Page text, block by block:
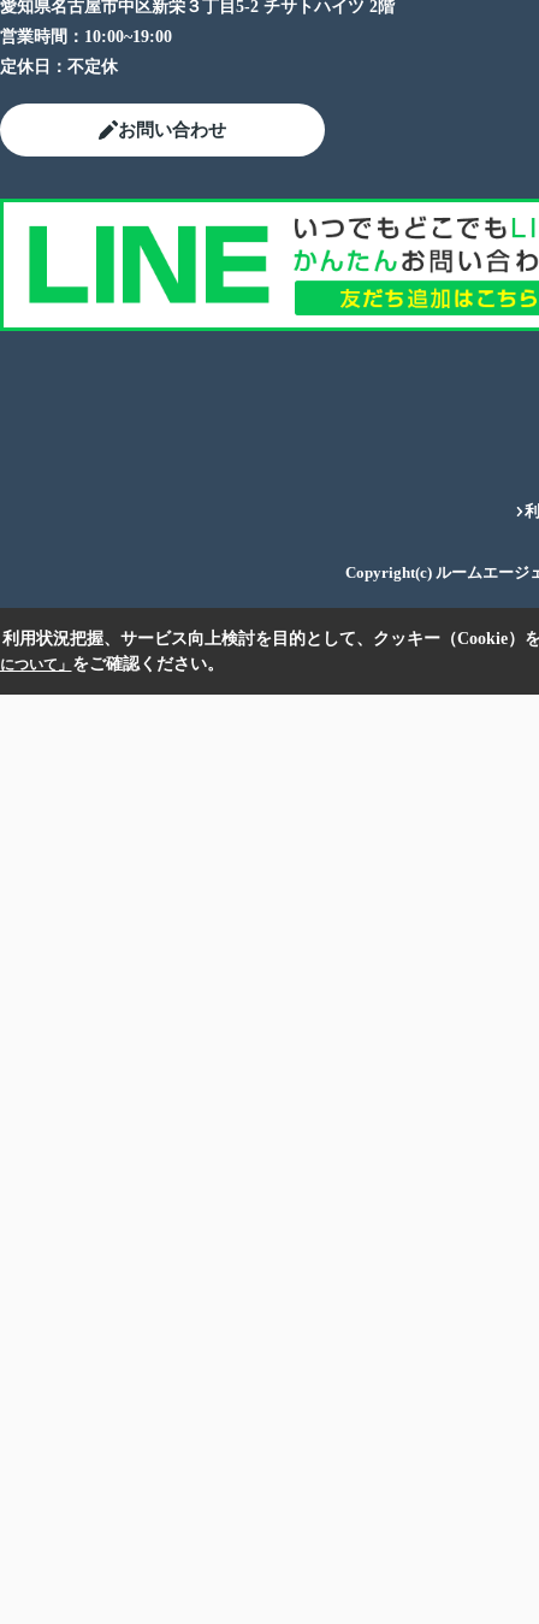
愛知県名古屋市中区新栄３丁目5-2 チサトハイツ 2階
営業時間： 10:00~19:00
定休日： 不定休
お問い合わせ
Copyright(c) ルームエージ
用状況把握、サービス向上検討を目的として、クッキー（Cookie）
ついて」 をご確認ください。